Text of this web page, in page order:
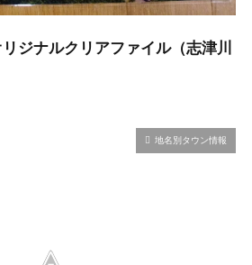
ジナルクリアファイル（志津川
地名別タウン情報